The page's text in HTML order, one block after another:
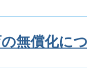
無償化に